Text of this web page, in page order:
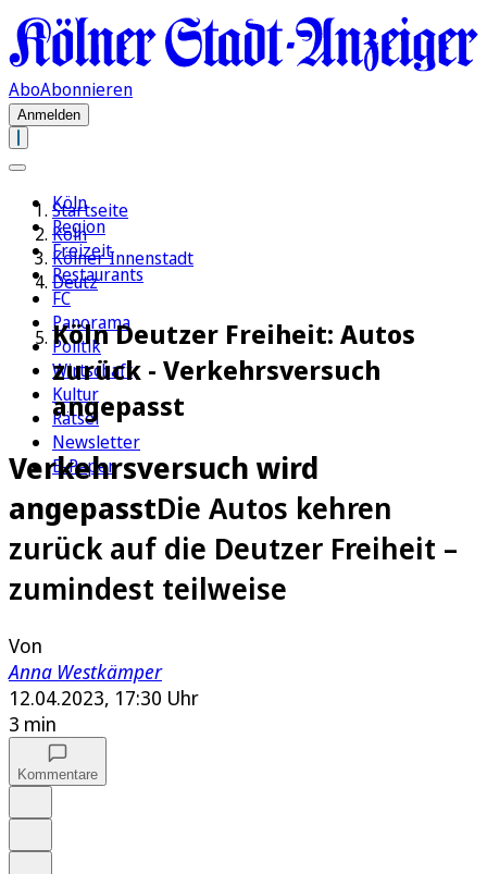
AboAbonnieren
Anmelden
Köln
Region
Freizeit
Restaurants
FC
Panorama
Politik
Wirtschaft
Kultur
Rätsel
Newsletter
E-Paper
Startseite
Köln
Kölner Innenstadt
Deutz
Köln Deutzer Freiheit: Autos
zurück - Verkehrsversuch
angepasst
Verkehrsversuch wird
angepasstDie Autos kehren
zurück auf die Deutzer Freiheit –
zumindest teilweise
Von
Anna Westkämper
12.04.2023, 17:30 Uhr
3 min
Kommentare